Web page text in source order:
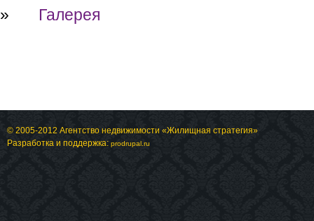
»
Галерея
© 2005-2012 Агентство недвижимости «Жилищная стратегия»
Разработка и поддержка: prodrupal.ru